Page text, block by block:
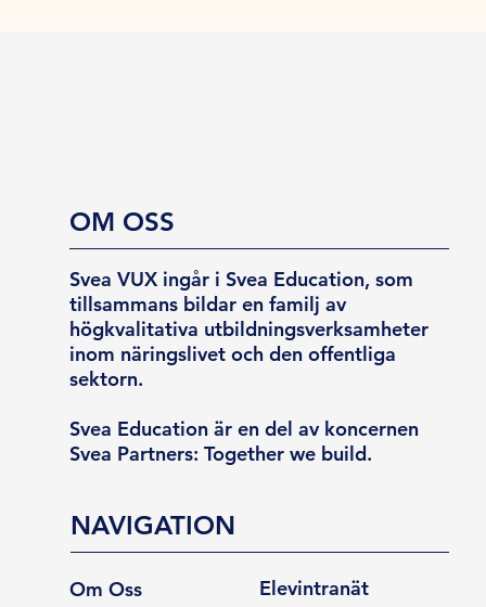
OM OSS
Svea VUX ingår i Svea Education, som
tillsammans bildar en familj av
högkvalitativa utbildningsverksamheter
inom näringslivet och den offentliga
sektorn.
Svea Education är en del av koncernen
Svea Partners: Together we build.
NAVIGATION
Om Oss Elevintranät